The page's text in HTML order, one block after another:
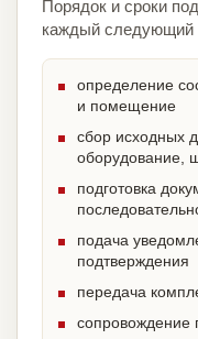
Порядок и сроки
каждый следующий
определение
и помещение
сбор исходных
оборудование,
подготовка
подача
подтверждения
передача
сопровождение